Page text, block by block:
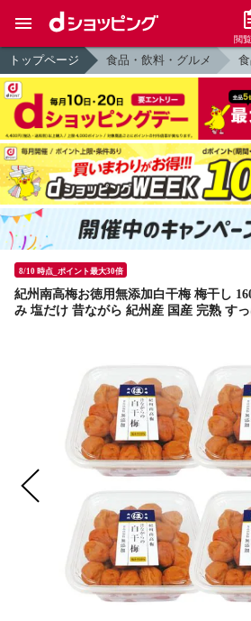
閲
トップページ 食品・飲料・グルメ
8/10 時点_ポイント最大30倍
紀州南高梅お徳用無添加白干梅 梅干し
み 塩だけ 昔ながら 紀州産 国産 完熟 す